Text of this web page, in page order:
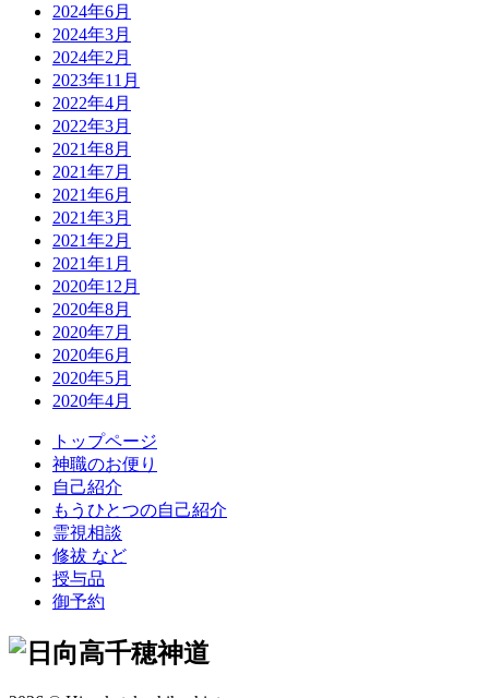
2024年6月
2024年3月
2024年2月
2023年11月
2022年4月
2022年3月
2021年8月
2021年7月
2021年6月
2021年3月
2021年2月
2021年1月
2020年12月
2020年8月
2020年7月
2020年6月
2020年5月
2020年4月
トップページ
神職のお便り
自己紹介
もうひとつの自己紹介
霊視相談
修祓 など
授与品
御予約